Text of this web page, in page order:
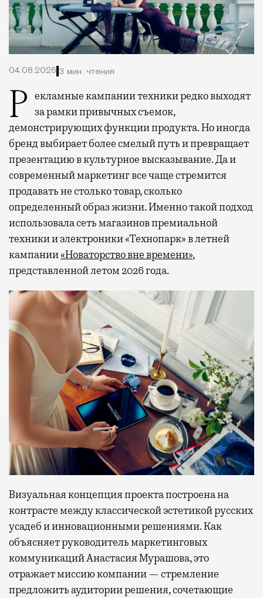
04.08.2026 3 мин. чтения
Рекламные кампании техники редко выходят
за рамки привычных съемок,
демонстрирующих функции продукта. Но иногда
бренд выбирает более смелый путь и превращает
презентацию в культурное высказывание. Да и
современный маркетинг все чаще стремится
продавать не столько товар, сколько
определенный образ жизни. Именно такой подход
использовала сеть магазинов премиальной
техники и электроники «Технопарк» в летней
кампании«Новаторство вне времени»,
представленной летом 2026 года.
Визуальная концепция проекта построена на
контрасте между классической эстетикой русских
усадеб и инновационными решениями. Как
объясняет руководитель маркетинговых
коммуникаций Анастасия Мурашова, это
отражает миссию компании — стремление
предложить аудитории решения, сочетающие